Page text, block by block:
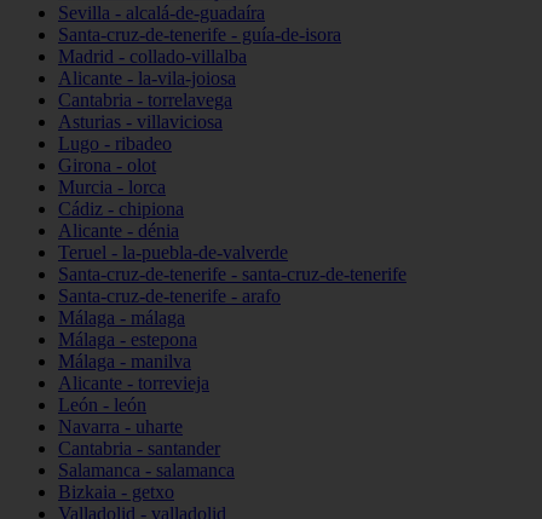
Sevilla - alcalá-de-guadaíra
Santa-cruz-de-tenerife - guía-de-isora
Madrid - collado-villalba
Alicante - la-vila-joiosa
Cantabria - torrelavega
Asturias - villaviciosa
Lugo - ribadeo
Girona - olot
Murcia - lorca
Cádiz - chipiona
Alicante - dénia
Teruel - la-puebla-de-valverde
Santa-cruz-de-tenerife - santa-cruz-de-tenerife
Santa-cruz-de-tenerife - arafo
Málaga - málaga
Málaga - estepona
Málaga - manilva
Alicante - torrevieja
León - león
Navarra - uharte
Cantabria - santander
Salamanca - salamanca
Bizkaia - getxo
Valladolid - valladolid